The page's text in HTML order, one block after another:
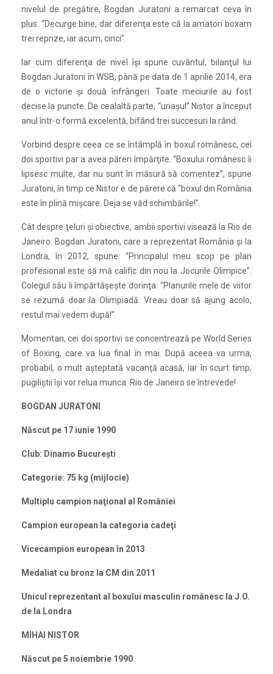
nivelul de pregătire, Bogdan Juratoni a remarcat ceva în
plus: “Decurge bine, dar diferenţa este că la amatori boxam
trei reprize, iar acum, cinci”.
Iar cum diferenţa de nivel îşi spune cuvântul, bilanţul lui
Bogdan Juratoni în WSB, până pe data de 1 aprilie 2014, era
de o victorie şi două înfrângeri. Toate meciurile au fost
decise la puncte. De cealaltă parte, “uriaşul” Nistor a început
anul într-o formă excelentă, bifând trei succesuri la rând.
Vorbind despre ceea ce se întâmplă în boxul românesc, cei
doi sportivi par a avea păreri împărţite. “Boxului românesc îi
lipsesc multe, dar nu sunt în măsură să comentez”, spune
Juratoni, în timp ce Nistor e de părere că “boxul din România
este în plină mişcare. Deja se văd schimbările!”.
Cât despre ţeluri şi obiective, ambii sportivi visează la Rio de
Janeiro. Bogdan Juratoni, care a reprezentat România şi la
Londra, în 2012, spune: “Principalul meu scop pe plan
profesional este să mă calific din nou la Jocurile Olimpice”.
Colegul său îi împărtăşeşte dorinţa: “Planurile mele de viitor
se rezumă doar la Olimpiadă. Vreau doar să ajung acolo,
restul mai vedem după!”.
Momentan, cei doi sportivi se concentrează pe World Series
of Boxing, care va lua final în mai. După aceea va urma,
probabil, o mult aşteptată vacanţă acasă, iar în scurt timp,
pugiliştii îşi vor relua munca. Rio de Janeiro se întrevede!
BOGDAN JURATONI
Născut pe 17 iunie 1990
Club: Dinamo Bucureşti
Categorie: 75 kg (mijlocie)
Multiplu campion naţional al României
Campion european la categoria cadeţi
Vicecampion european în 2013
Medaliat cu bronz la CM din 2011
Unicul reprezentant al boxului masculin românesc la J.O.
de la Londra
MIHAI NISTOR
Născut pe 5 noiembrie 1990